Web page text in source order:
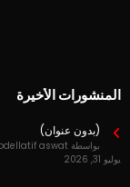
المنشورات الأخيرة
(بدون عنوان)
بواسطة abdellatif aswat
يوليو 31, 2026